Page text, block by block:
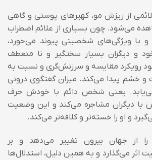
از ریزش مو، کهیر‌های پوستی و گاهی
می‌شود. چون بسیاری از علائم اضطراب
و با ویژگی‌های شخصیتی پیوند می‌خورد،
دیگران بسیار سختگیر و نا منعطف
رویکرد مقایسه و سرزنش‌گری و نسبت به
و خشم پیدا می‌کند. میزان گفتگوی درونی
یعنی شخص دائم با خودش حرف
با دیگران مشاجره می‌کند و این وضعیت
و او را خسته‌تر و کلافه‌تر می‌کند.
را از جهان بیرون تغییر می‌دهد و بر
اثر می‌گذارد و به همین دلیل، استدلال‌ها